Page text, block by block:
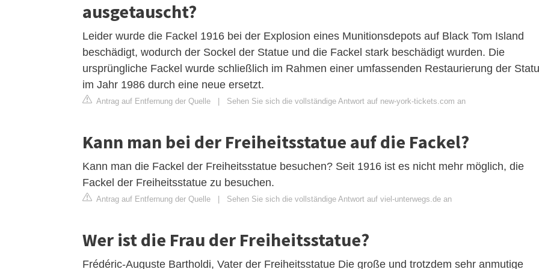
ausgetauscht?
Leider wurde die Fackel 1916 bei der Explosion eines Munitionsdepots auf Black Tom Island
beschädigt, wodurch der Sockel der Statue und die Fackel stark beschädigt wurden. Die
ursprüngliche Fackel wurde schließlich im Rahmen einer umfassenden Restaurierung der
im Jahr 1986 durch eine neue ersetzt.
Antrag auf Entfernung der Quelle | Sehen Sie sich die vollständige Antwort auf new-york-tickets.com an
Kann man bei der Freiheitsstatue auf die Fackel?
Kann man die Fackel der Freiheitsstatue besuchen? Seit 1916 ist es nicht mehr möglich, die
Fackel der Freiheitsstatue zu besuchen.
Antrag auf Entfernung der Quelle | Sehen Sie sich die vollständige Antwort auf viel-unterwegs.de an
Wer ist die Frau der Freiheitsstatue?
Frédéric-Auguste Bartholdi, Vater der Freiheitsstatue Die große und trotzdem sehr anmutige